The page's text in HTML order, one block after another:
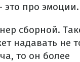
это про эмоции.
сборной.
надавать не
то он более